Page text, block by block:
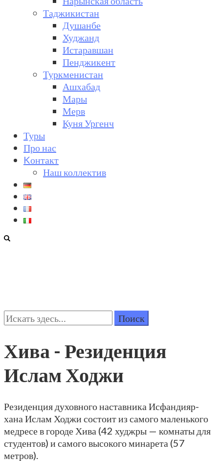
Таджикистан
Душанбе
Худжанд
Истаравшан
Пенджикент
Туркменистан
Ашхабад
Мары
Мерв
Куня Ургенч
Туры
Про нас
Kонтакт
Наш коллектив
Поиск:
Хива - Резиденция
Ислам Ходжи
Резиденция духовного наставника Исфандияр-
хана Ислам Ходжи состоит из самого маленького
медресе в городе Хива (42 худжры — комнаты для
студентов) и самого высокого минарета (57
метров).